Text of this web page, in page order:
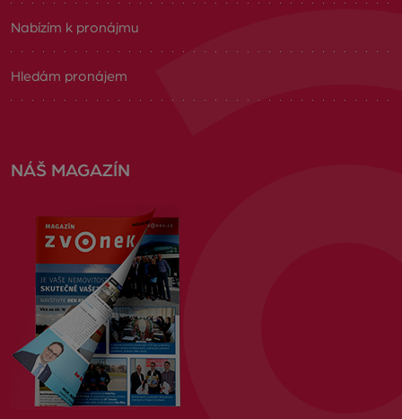
Nabízím k pronájmu
Hledám pronájem
NÁŠ MAGAZÍN